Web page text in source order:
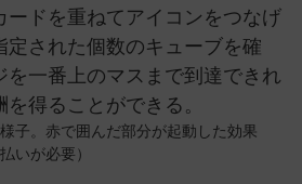
ードを重ねてアイコンをつなげ
定された個数のキューブを確
を一番上のマスまで到達できれ
得ることができる。
子。赤で囲んだ部分が起動した効果
いが必要）